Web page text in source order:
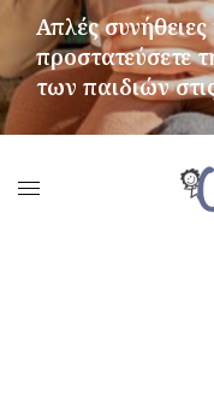
Απλές
προστατεύσετε
των παιδιών